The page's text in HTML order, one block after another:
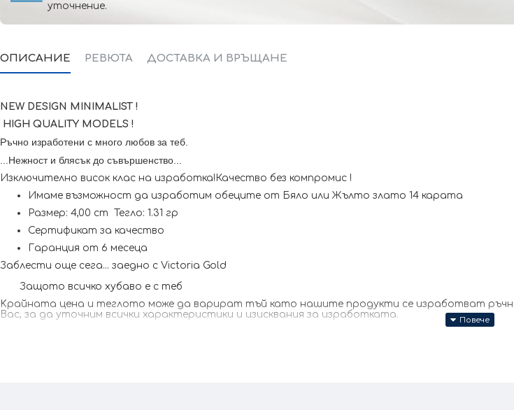
уточнение.
ОПИСАНИЕ РЕВЮТА ДОСТАВКА И ВРЪЩАНЕ
NEW DESIGN MINIMALIST !
HIGH QUALITY MODELS !
Ръчно изработени с много любов за теб.
...Нежност и блясък до съвършенство...
Изключително висок клас на изработка!Качество без компромис !
Имаме възможност да изработим обеците от Бяло или Жълто злато 14 карата
Размер: 4,00 cm Тегло: 1.31 гр
Сертификат за качество
Гаранция от 6 месеца
Заблести още сега... заедно с Victoria Gold
Защото всичко хубаво е с теб
Kрайната цена и теглото може да варират тъй като нашите продукти се изработват
Вас, за да уточним всички характеристики и изисквания за изработката.